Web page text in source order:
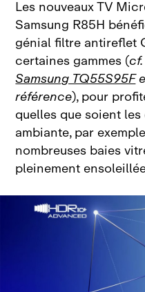
Les nouveaux TV
Samsung R85H
génial filtre antireflet
certaines gammes (
Samsung TQ55S95F
référence), pour
quelles que soient
ambiante, par
nombreuses baies
pleinement